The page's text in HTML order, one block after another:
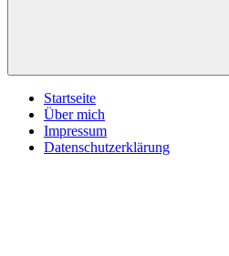
Startseite
Über mich
Impressum
Datenschutzerklärung